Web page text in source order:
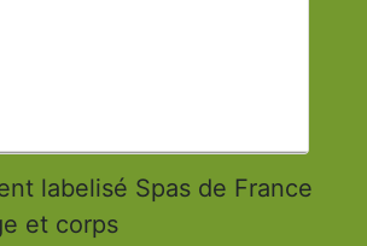
labelisé Spas de France
et corps